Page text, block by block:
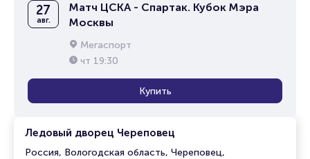
Ледовый дворец Череповец
Россия, Вологодская область, Череповец,
27
авг.
Матч ЦСКА - Спартак. Кубок Мэра
Москвы
Мегаспорт
чт 19:30
Купить